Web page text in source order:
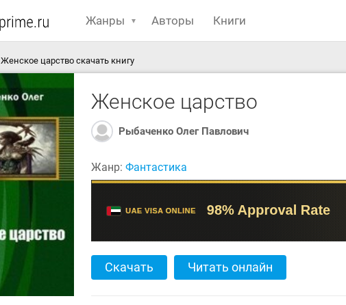
Жанры Авторы Книги
Женское царство скачать книгу
Женское царство
Рыбаченко Олег Павлович
Жанр: Фантастика
Скачать Читать онлайн